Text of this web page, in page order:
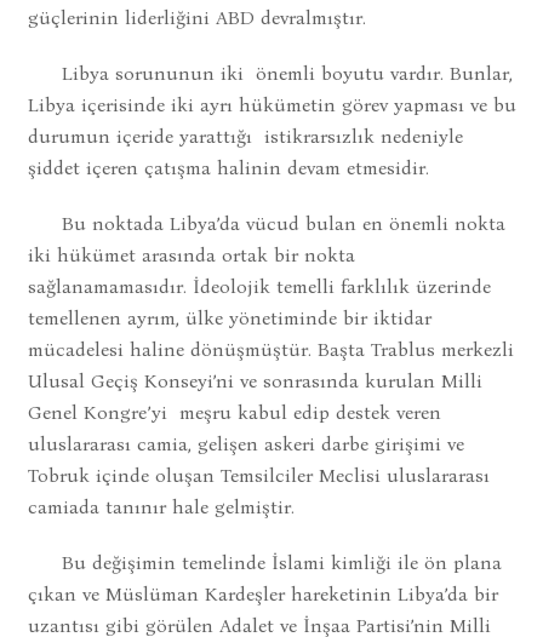
güçlerinin liderliğini ABD devralmıştır.
Libya sorununun iki önemli boyutu vardır. Bunlar,
Libya içerisinde iki ayrı hükümetin görev yapması ve bu
durumun içeride yarattığı istikrarsızlık nedeniyle
şiddet içeren çatışma halinin devam etmesidir.
Bu noktada Libya’da vücud bulan en önemli nokta
iki hükümet arasında ortak bir nokta
sağlanamamasıdır. İdeolojik temelli farklılık üzerinde
temellenen ayrım, ülke yönetiminde bir iktidar
mücadelesi haline dönüşmüştür. Başta Trablus merkezli
Ulusal Geçiş Konseyi’ni ve sonrasında kurulan Milli
Genel Kongre’yi meşru kabul edip destek veren
uluslararası camia, gelişen askeri darbe girişimi ve
Tobruk içinde oluşan Temsilciler Meclisi uluslararası
camiada tanınır hale gelmiştir.
Bu değişimin temelinde İslami kimliği ile ön plana
çıkan ve Müslüman Kardeşler hareketinin Libya’da bir
uzantısı gibi görülen Adalet ve İnşaa Partisi’nin Milli